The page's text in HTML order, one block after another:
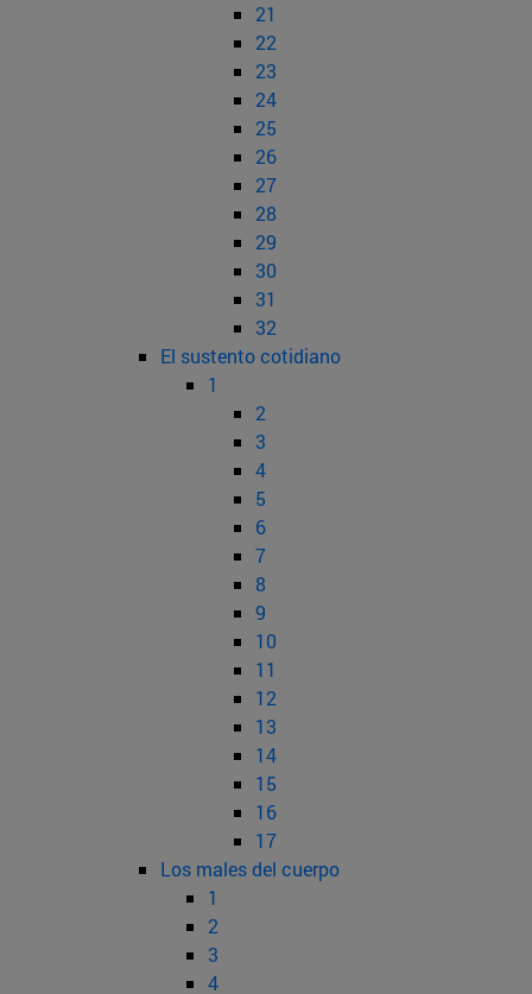
21
22
23
24
25
26
27
28
29
30
31
32
El sustento cotidiano
1
2
3
4
5
6
7
8
9
10
11
12
13
14
15
16
17
Los males del cuerpo
1
2
3
4